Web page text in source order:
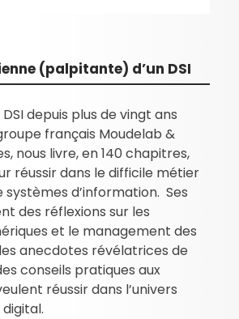
(palpitante) d’un DSI
depuis plus de vingt ans
français Moudelab &
nous livre, en 140 chapitres,
réussir dans le difficile métier
d’information. Ses
des réflexions sur les
et le management des
anecdotes révélatrices de
conseils pratiques aux
réussir dans l’univers